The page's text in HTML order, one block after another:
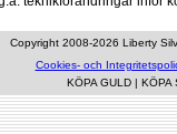
Copyright 2008-2026 Liberty
Cookies- och
KÖPA GULD| KÖPA